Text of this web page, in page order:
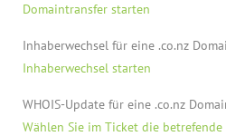
Domaintransfer starten
Inhaberwechsel für eine .co.nz
Inhaberwechsel starten
WHOIS-Update für eine .co.nz
Wählen Sie im Ticket die